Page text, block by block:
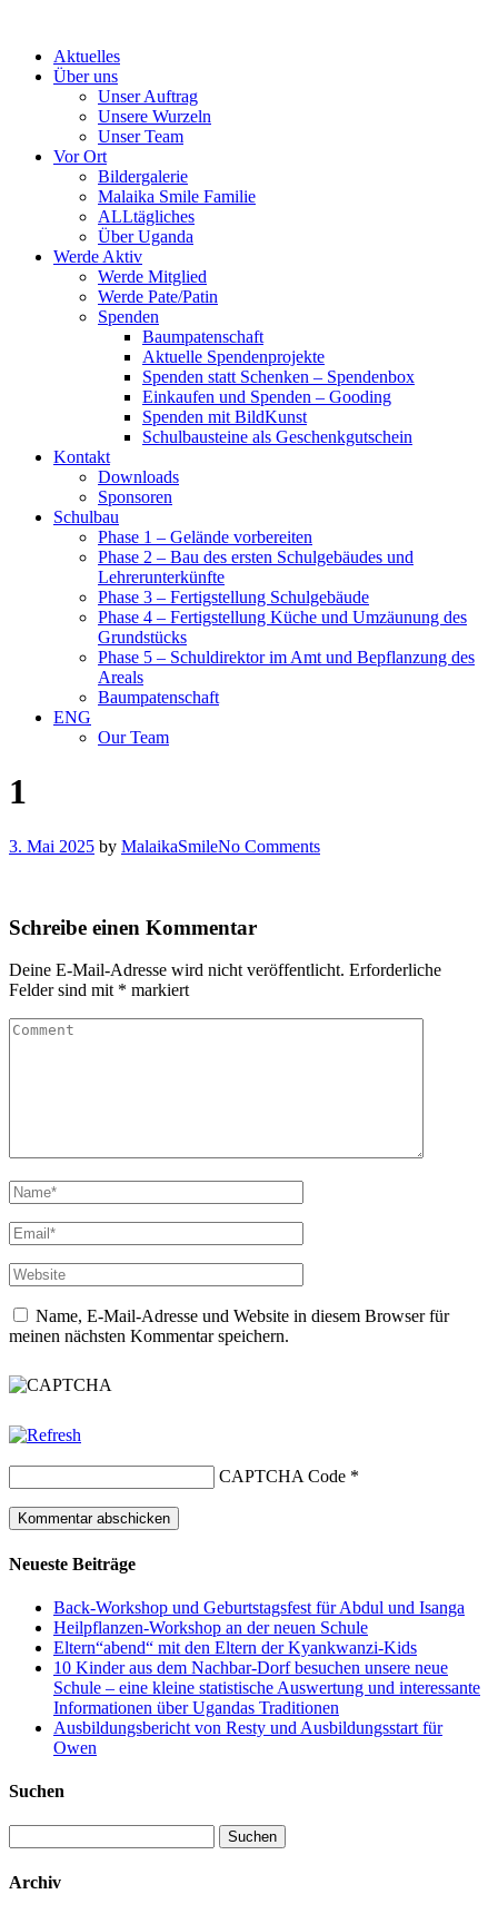
contentAktuelles
Über uns
Unser Auftrag
Unsere Wurzeln
Unser Team
Vor Ort
Bildergalerie
Malaika Smile Familie
ALLtägliches
Über Uganda
Werde Aktiv
Werde Mitglied
Werde Pate/Patin
Spenden
Baumpatenschaft
Aktuelle Spendenprojekte
Spenden statt Schenken – Spendenbox
Einkaufen und Spenden – Gooding
Spenden mit BildKunst
Schulbausteine als Geschenkgutschein
Kontakt
Downloads
Sponsoren
Schulbau
Phase 1 – Gelände vorbereiten
Phase 2 – Bau des ersten Schulgebäudes und
Lehrerunterkünfte
Phase 3 – Fertigstellung Schulgebäude
Phase 4 – Fertigstellung Küche und Umzäunung des
Grundstücks
Phase 5 – Schuldirektor im Amt und Bepflanzung des
Areals
Baumpatenschaft
ENG
Our Team
1
3. Mai 2025 by MalaikaSmileNo Comments
Schreibe einen Kommentar
Deine E-Mail-Adresse wird nicht veröffentlicht. Erforderliche
Felder sind mit * markiert
Name, E-Mail-Adresse und Website in diesem Browser für
meinen nächsten Kommentar speichern.
CAPTCHA Code *
Neueste Beiträge
Back-Workshop und Geburtstagsfest für Abdul und Isanga
Heilpflanzen-Workshop an der neuen Schule
Eltern“abend“ mit den Eltern der Kyankwanzi-Kids
10 Kinder aus dem Nachbar-Dorf besuchen unsere neue
Schule – eine kleine statistische Auswertung und interessante
Informationen über Ugandas Traditionen
Ausbildungsbericht von Resty und Ausbildungsstart für
Owen
Suchen
nach:
Archiv